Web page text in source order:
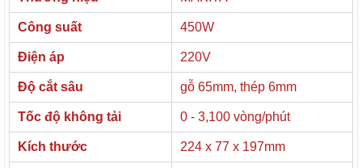
Công suất 450W
Điện áp 220V
Độ cắt sâu gỗ 65mm, thép 6mm
Tốc độ không tải 0 - 3,100 vòng/phút
Kích thước 224 x 77 x 197mm